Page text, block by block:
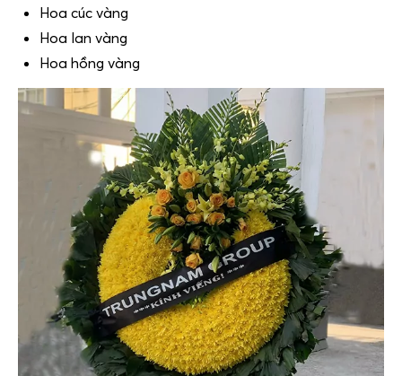
Hoa cúc vàng
Hoa lan vàng
Hoa hồng vàng